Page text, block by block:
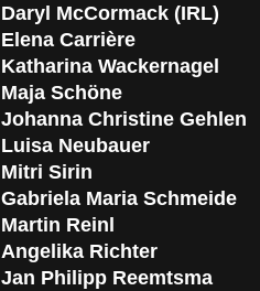
Daryl McCormack (IRL)
Elena Carrière
Katharina Wackernagel
Maja Schöne
Johanna Christine Gehlen
Luisa Neubauer
Mitri Sirin
Gabriela Maria Schmeide
Martin Reinl
Angelika Richter
Jan Philipp Reemtsma